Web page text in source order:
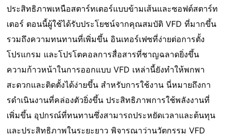
ประสิทธิภาพเหนือสตาร์ทเตอร์แบบข้ามเส้นและซอฟต์สตาร์ท
เตอร์ ตอนนี้ผู้ใช้ได้รับประโยชน์จากคุณสมบัติ VFD ที่มากขึ้น
รวมถึงความทนทานที่เพิ่มขึ้น อินเทอร์เฟซที่ง่ายต่อการตั้ง
โปรแกรม และโปรโตคอลการสื่อสารที่ชาญฉลาดยิ่งขึ้น
ความก้าวหน้าในการออกแบบ VFD เหล่านี้ยังทําให้พกพา
สะดวกและติดตั้งได้ง่ายขึ้น สําหรับการใช้งาน นี่หมายถึงกา
รดําเนินงานที่คล่องตัวยิ่งขึ้น ประสิทธิภาพการใช้พลังงานที่
เพิ่มขึ้น อุปกรณ์ที่ทนทานซึ่งสามารถประหยัดเวลาและต้นทุน
และประสิทธิภาพในระยะยาว พิจารณาว่านวัตกรรม VFD